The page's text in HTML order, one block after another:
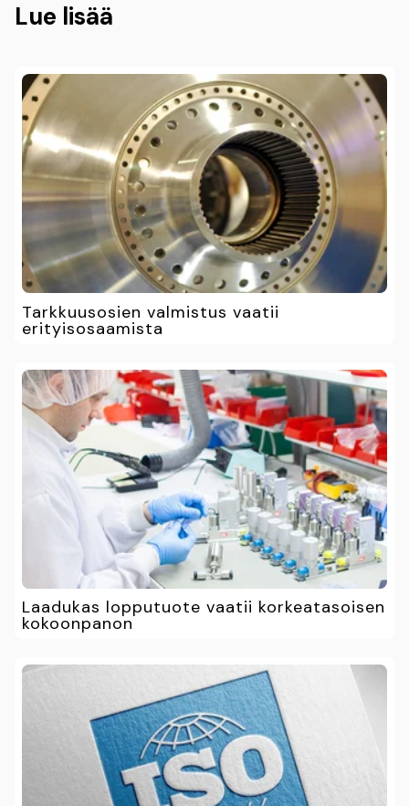
Lue lisää
Tarkkuusosien valmistus vaatii
erityisosaamista
Laadukas lopputuote vaatii korkeatasoisen
kokoonpanon